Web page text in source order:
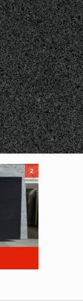
2